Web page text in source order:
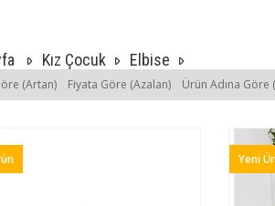
modasını takip ederek siz de çocuğunuz için şık
Denizkızı resimli, taşlı, tüllü ve günümüz
kız
elbise modellerinden tutun da ikili elbise
Elbisede Avantajlı Fiyat
Kız Çocuk Elbise
(Artan) Fiyata Göre (Azalan) Ürün Adına Göre
Yeni